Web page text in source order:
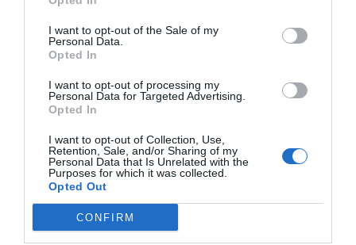
I want to opt-out of the Sale of my
Personal Data.
Opted In
I want to opt-out of processing my
Personal Data for Targeted Advertising.
Opted In
I want to opt-out of Collection, Use,
Retention, Sale, and/or Sharing of my
Personal Data that Is Unrelated with the
Purposes for which it was collected.
Opted Out
CONFIRM
CASO DE ÉXITO
medio mundo
Anterior 1